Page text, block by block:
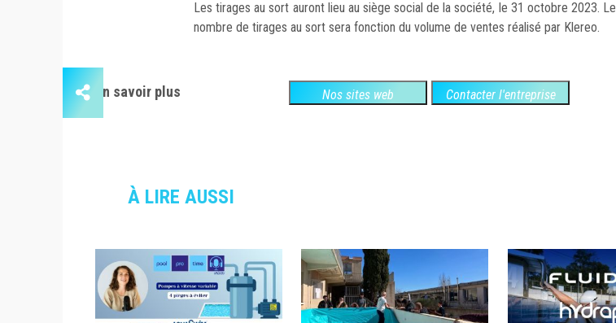
Les tirages au sort auront lieu au siège social de la société, le 31 octobre 2023. Le
nombre de tirages au sort sera fonction du volume de ventes réalisé par Klereo.
En savoir plus Nos sites web Contacter l'entreprise
À LIRE AUSSI